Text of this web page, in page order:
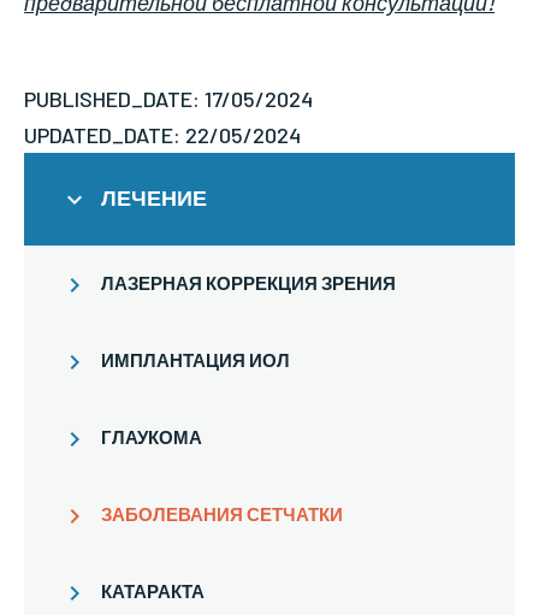
PUBLISHED_DATE: 17/05/2024
UPDATED_DATE: 22/05/2024
ЛЕЧЕНИЕ
ЛАЗЕРНАЯ КОРРЕКЦИЯ ЗРЕНИЯ
ИМПЛАНТАЦИЯ ИОЛ
ГЛАУКОМА
ЗАБОЛЕВАНИЯ СЕТЧАТКИ
КАТАРАКТА